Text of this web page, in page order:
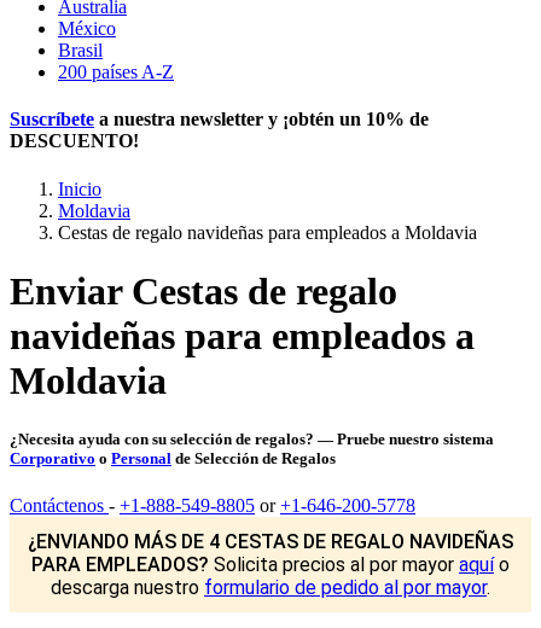
Australia
México
Brasil
200 países A-Z
Suscríbete a nuestra newsletter y ¡obtén un 10% de
DESCUENTO!
Inicio
Moldavia
Cestas de regalo navideñas para empleados a Moldavia
Enviar Cestas de regalo
navideñas para empleados a
Moldavia
¿Necesita ayuda con su selección de regalos? — Pruebe nuestro sistema
Corporativo o Personal de Selección de Regalos
Contáctenos - +1-888-549-8805 or+1-646-200-5778
¿ENVIANDO MÁS DE 4 CESTAS DE REGALO NAVIDEÑAS
PARA EMPLEADOS? Solicita precios al por mayor aquío
descarga nuestro formulario de pedido al por mayor.